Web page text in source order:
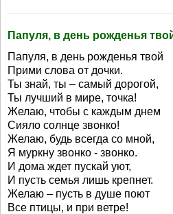
Папуля, в день рожденья
Папуля, в день рожденья твой
Прими слова от дочки.
Ты знай, ты – самый дорогой,
Ты лучший в мире, точка!
Желаю, чтобы с каждым днем
Сияло солнце звонко!
Желаю, будь всегда со мной,
Я муркну звонко - звонко.
И дома ждет пускай уют,
И пусть семья лишь крепнет.
Желаю – пусть в душе поют
Все птицы, и при ветре!